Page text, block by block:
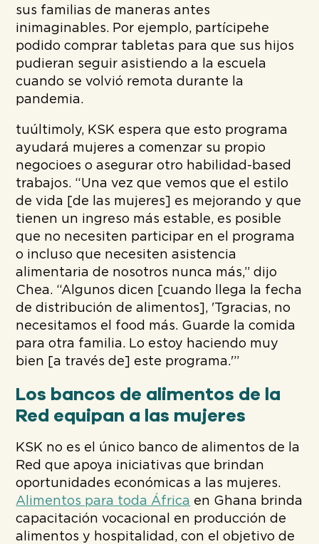
sus familias de maneras antes
inimaginables. Por ejemplo, partícipe he
podido comprar tabletas para que sus hijos
pudieran seguir asistiendo a la escuela
cuando se volvió remota durante la
pandemia.
tuúltimo ly, KSK espera que esto programa
ayudará mujeres acomenzar su propio
negocioes o asegurar otro habilidad-based
trabajos. “Una vez que vemos que el estilo
de vida [de las mujeres] es mejorando y que
tienen un ingreso más estable, es posible
que no necesiten participar en el programa
o incluso que necesiten asistencia
alimentariade nosotros nunca más,” dijo
Chea. “Algunos dicen [cuando
llega la fecha
de distribución de alimentos], 'Tgracias, no
necesitamos el food más. Guarde la comida
para otra familia. Lo estoy haciendo muy
bien [a través de] este programa.'”
Los bancos de alimentos de la
Red equipan a las mujeres
KSK no es el único banco de alimentos de la
Red que apoya iniciativas que brindan
oportunidades económicas a las mujeres.
Alimentos para toda África en Ghana brinda
capacitación vocacional en producción de
alimentos y hospitalidad, con el objetivo de